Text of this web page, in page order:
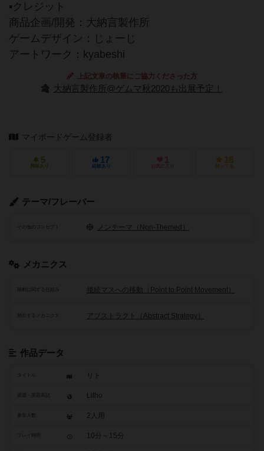
▪︎クレジット
商品企画/開発：大納言製作所
ゲームデザイン：じょーじ
アートワーク：kyabeshi
上記文章の執筆にご協力くださった方
大納言製作所@ゲムマ秋2020も出展予定！
マイボードゲーム登録者
5
興味あり
17
経験あり
1
お気に入り
18
持ってる
テーマ/フレーバー
その他のコンセプト ノンテーマ（Non-Themed）
メカニクス
移動に関する仕組み 接続マスへの移動（Point to Point Movement）
頻出するメカニクス アブストラクト（Abstract Strategy）
作品データ
タイトル リト
Litho
参加人数 2人用
10分～15分